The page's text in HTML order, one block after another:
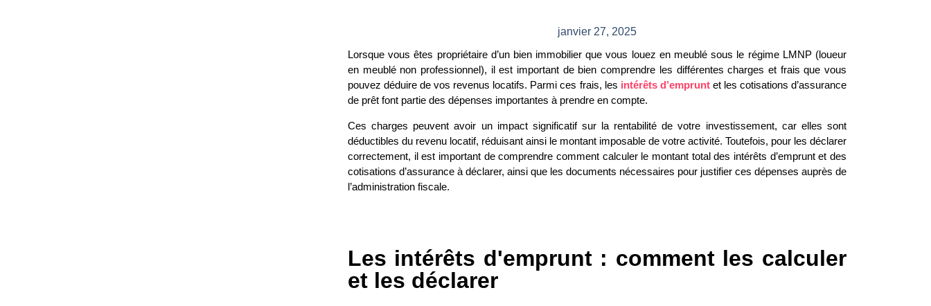
janvier 27, 2025
Lorsque vous êtes propriétaire d’un bien immobilier que vous louez en meublé sous le régime LMNP(loueur
en meublé non professionnel), il est important de bien comprendre les différentes charges et frais que vous
pouvez déduire de vos revenus locatifs. Parmi ces frais, les intérêts d’empruntet les cotisations d’assurance
de prêt font partie des dépenses importantes à prendre en compte.
Ces charges peuvent avoir un impact significatif sur la rentabilité de votre investissement, car elles sont
déductibles du revenu locatif, réduisant ainsi le montant imposable de votre activité. Toutefois, pour les déclarer
correctement, il est important de comprendre comment calculer le montant total des intérêts d’emprunt et des
cotisations d’assurance à déclarer, ainsi que les documents nécessaires pour justifier ces dépenses auprès de
l’administration fiscale.
Les intérêts d'emprunt : comment les calculer
et les déclarer